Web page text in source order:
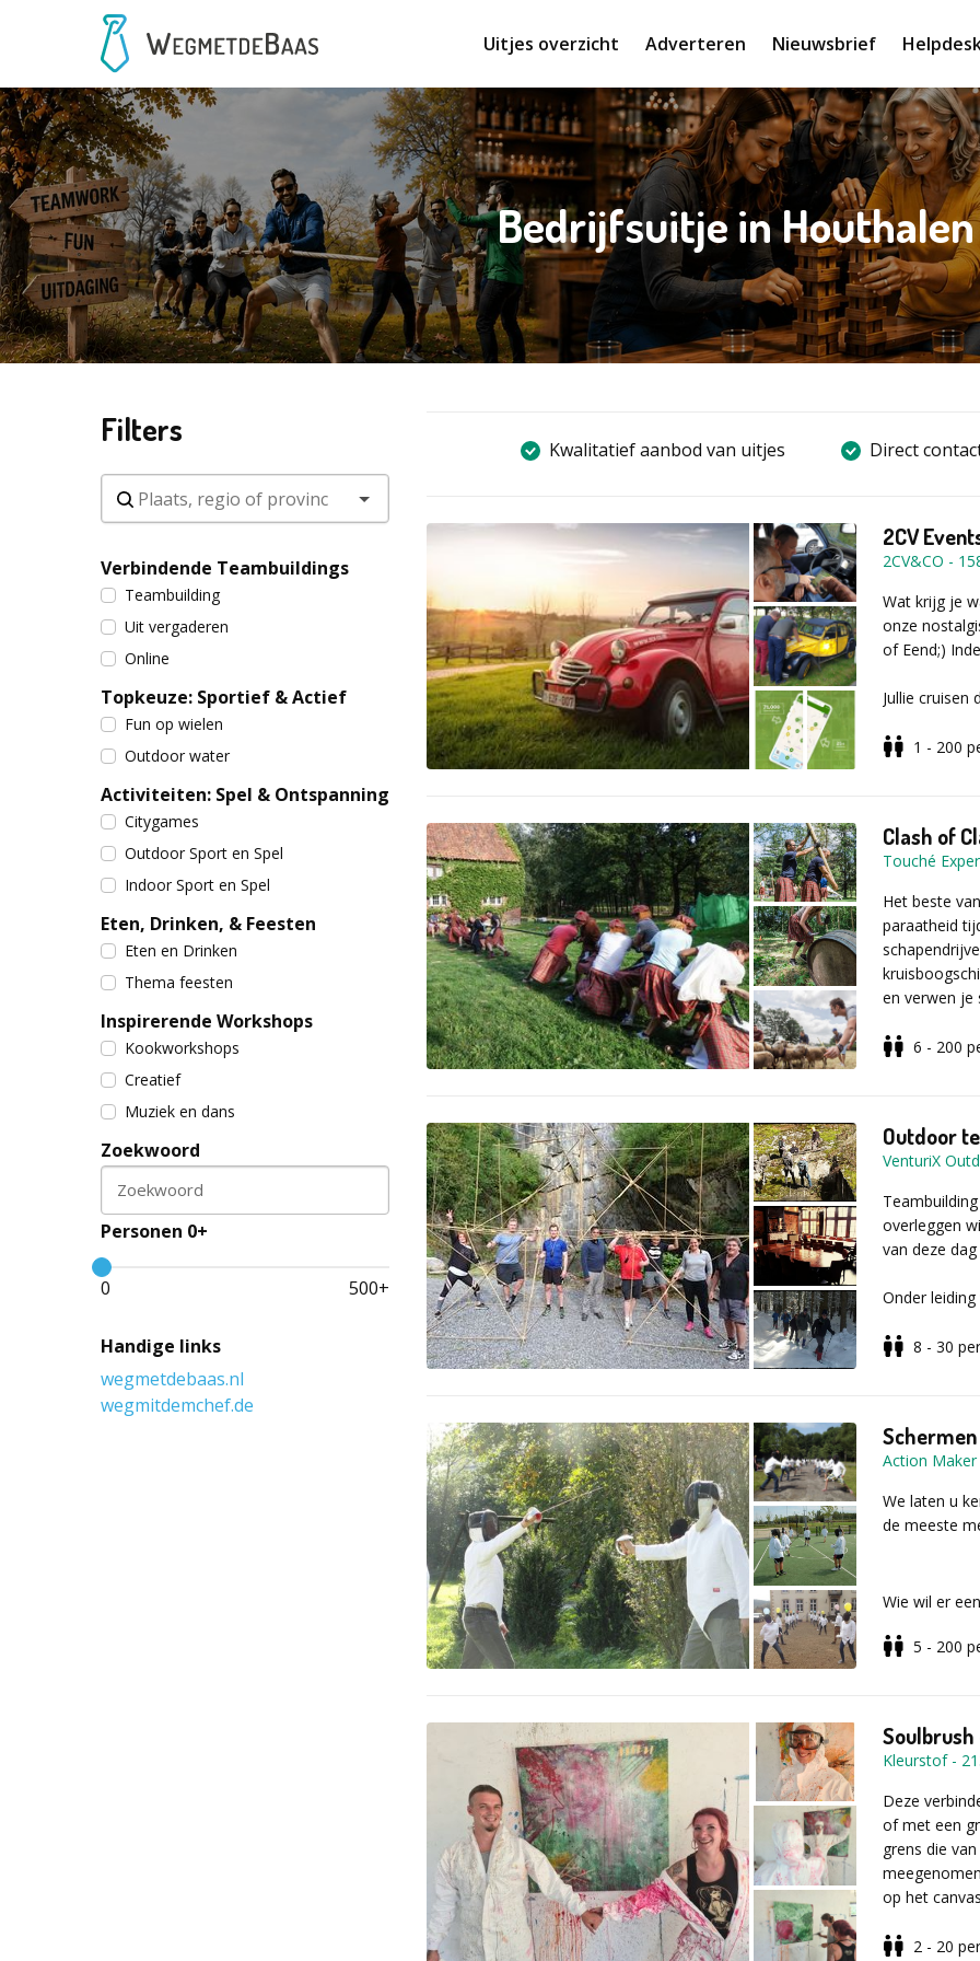
Uitjes overzicht Adverteren Nieuwsbrief
Bedrijfsuitje in Houthalen
Filters
Verbindende Teambuildings
Teambuilding
Uit vergaderen
Online
Topkeuze: Sportief & Actief
Fun op wielen
Outdoor water
Activiteiten: Spel & Ontspanning
Citygames
Outdoor Sport en Spel
Indoor Sport en Spel
Eten, Drinken, & Feesten
Eten en Drinken
Thema feesten
Inspirerende Workshops
Kookworkshops
Creatief
Muziek en dans
Zoekwoord
Zoekwoord
Personen 0+
0 500+
Handige links
wegmetdebaas.nl
wegmitdemchef.de
Kwalitatief aanbod van uitjes Direct
2CV
2CV&CO -
Wat krijg je
onze
of Eend;)
Jullie cruisen
het
vierwieler.
live feedback
Eens terug
te weten wie
wereld is.
Vul voor
1 - 200
Clash of
Touché
Het beste
paraatheid
en verwen je
tijdens deze
De toon
bijgehouden
groep. Vul
6 - 200
Outdoor
VenturiX
overleggen
van deze
Onder
verbeteren
passen de
Vul voor
8 - 30
Schermen
Action Maker
We laten u
de meeste
Wie wil er
houding
basispassen
uitval
parades
Voor elke
5 - 200
Kleurstof-
Deze
of met een
grens die
op het
2 - 20